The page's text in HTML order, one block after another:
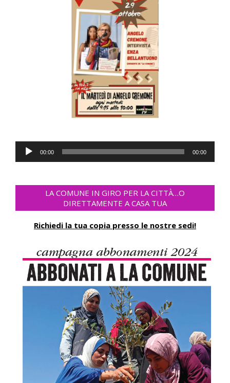
Audio
Player
00:00 00:00
LA COMUNE IN GIRO PER LA CITTÀ…O
DIRETTAMENTE A CASA TUA
Richiedi la tua copia presso le nostre sedi!